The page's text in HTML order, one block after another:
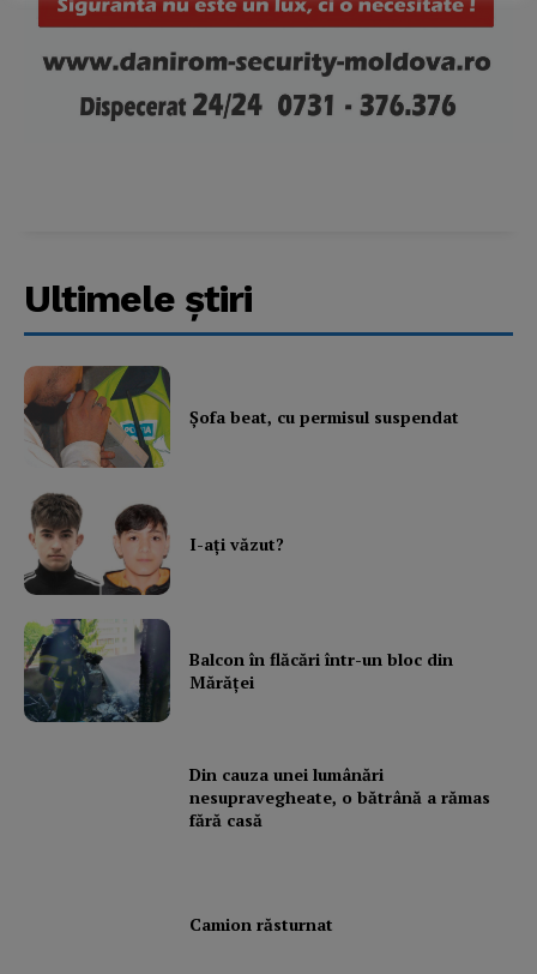
About
Contact us
My account
Ultimele ştiri
Şofa beat, cu permisul suspendat
I-aţi văzut?
Balcon în flăcări într-un bloc din
Mărăţei
Din cauza unei lumânări
nesupravegheate, o bătrână a rămas
fără casă
Camion răsturnat